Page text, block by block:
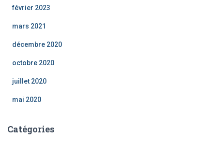
février 2023
mars 2021
décembre 2020
octobre 2020
juillet 2020
mai 2020
Catégories